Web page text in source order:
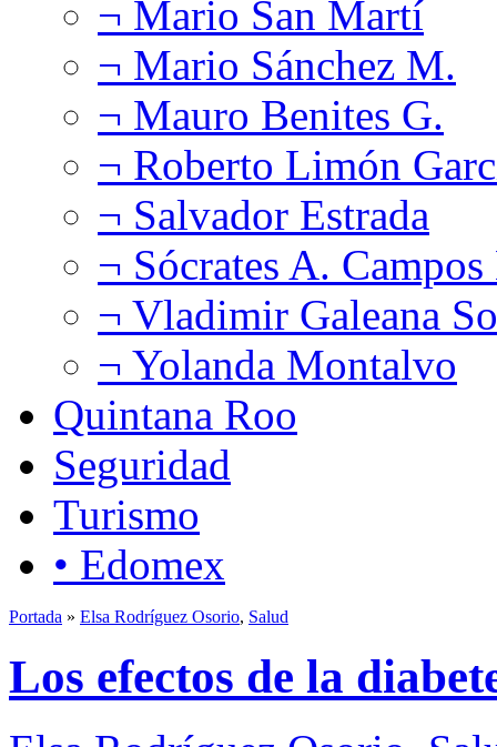
¬ Mario San Martí
¬ Mario Sánchez M.
¬ Mauro Benites G.
¬ Roberto Limón
¬ Salvador Estrada
¬ Sócrates A.
¬ Vladimir Galeana
¬ Yolanda Montalvo
Quintana Roo
Seguridad
Turismo
• Edomex
Portada » Elsa Rodríguez Osorio, Salud
Los efectos de la